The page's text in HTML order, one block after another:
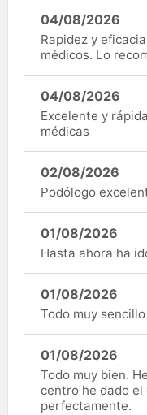
04/08/2026
Rapidez y
médicos. Lo
04/08/2026
Excelente y
médicas
02/08/2026
Podólogo
01/08/2026
Hasta ahora ha
01/08/2026
Todo muy sencillo
01/08/2026
Todo muy bien.
centro he dado el
perfectamente.